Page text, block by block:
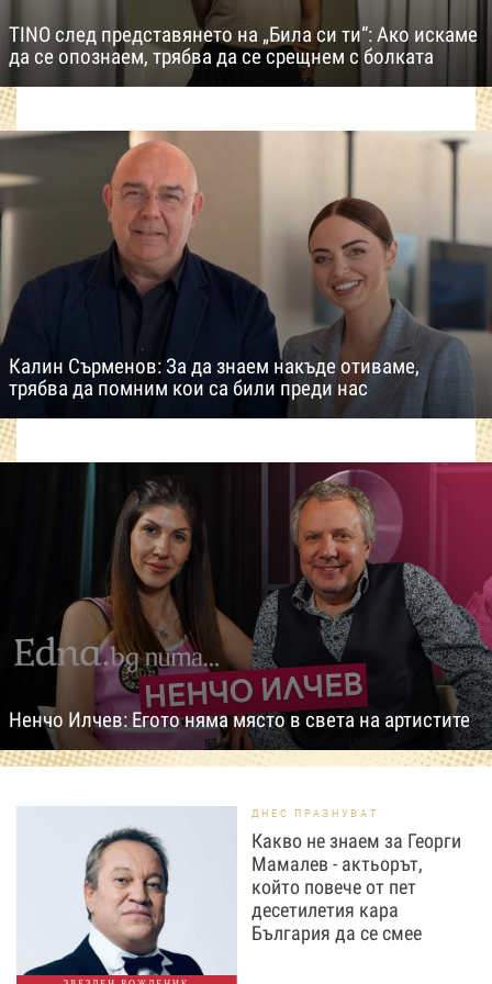
TINO след представянето на „Била си ти“: Ако искаме
да се опознаем, трябва да се срещнем с болката
Калин Сърменов: За да знаем накъде отиваме,
трябва да помним кои са били преди нас
Ненчо Илчев: Егото няма място в света на артистите
ДНЕС ПРАЗНУВАТ
Какво не знаем за Георги
Мамалев - актьорът,
който повече от пет
десетилетия кара
България да се смее